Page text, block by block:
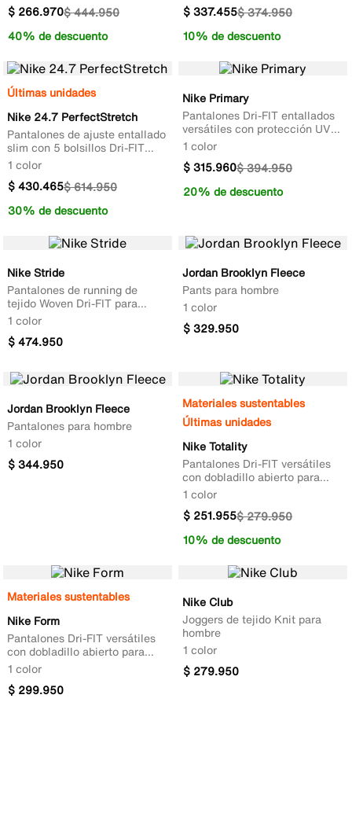
$444.950
$ 266.970
40% de descuento
$374.950
$337.455
10% de descuento
Últimas unidades
Nike 24.7 PerfectStretch
Pantalones de ajuste entallado
slim con 5 bolsillos Dri-FIT
para hombre
1 color
$614.950
$430.465
30% de descuento
Nike Primary
Pantalones Dri-FIT entallados
versátiles con protección UV
para hombre
1 color
$394.950
$315.960
20% de descuento
Nike Stride
Pantalones de running de
tejido Woven Dri-FIT para
hombre
1 color
$474.950
Jordan Brooklyn Fleece
Pants para hombre
1 color
$329.950
Jordan Brooklyn Fleece
Pantalones para hombre
1 color
$344.950
Materiales sustentables
Últimas unidades
Nike Totality
Pantalones Dri-FIT versátiles
con dobladillo abierto para
hombre
1 color
$279.950
$ 251.955
10% de descuento
Materiales sustentables
Nike Form
Pantalones Dri-FIT versátiles
con dobladillo abierto para
hombre
1 color
$ 299.950
Nike Club
Joggers de tejido Knit para
hombre
1 color
$ 279.950